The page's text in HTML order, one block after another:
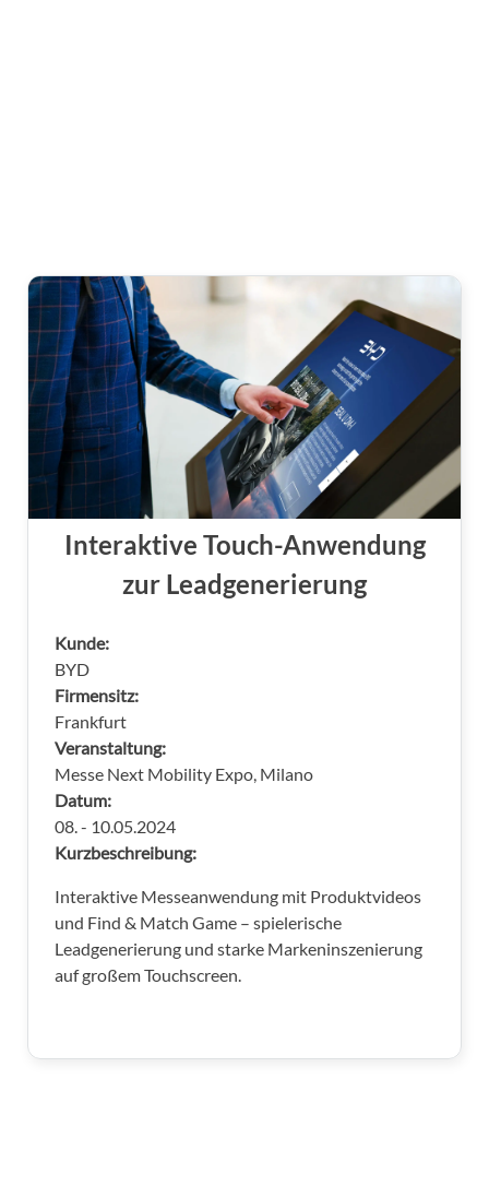
Interaktive Touch-Anwendung
zur Leadgenerierung
Kunde:
BYD
Firmensitz:
Frankfurt
Veranstaltung:
Messe Next Mobility Expo, Milano
Datum:
08. - 10.05.2024
Kurzbeschreibung:
Interaktive Messeanwendung mit Produktvideos
und Find & Match Game – spielerische
Leadgenerierung und starke Markeninszenierung
auf großem Touchscreen.